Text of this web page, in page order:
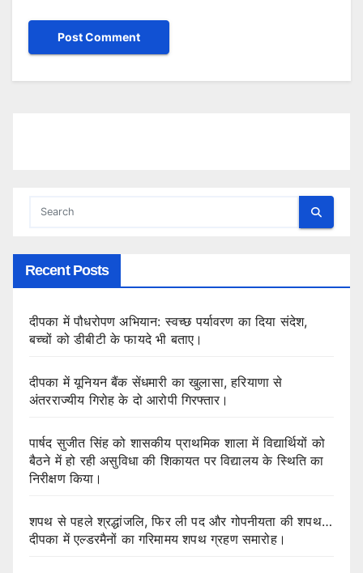
Recent Posts
दीपका में पौधरोपण अभियान: स्वच्छ पर्यावरण का दिया संदेश,
बच्चों को डीबीटी के फायदे भी बताए।
दीपका में यूनियन बैंक सेंधमारी का खुलासा, हरियाणा से
अंतरराज्यीय गिरोह के दो आरोपी गिरफ्तार।
पार्षद सुजीत सिंह को शासकीय प्राथमिक शाला में विद्यार्थियों को
बैठने में हो रही असुविधा की शिकायत पर विद्यालय के स्थिति का
निरीक्षण किया।
शपथ से पहले श्रद्धांजलि, फिर ली पद और गोपनीयता की शपथ…
दीपका में एल्डरमैनों का गरिमामय शपथ ग्रहण समारोह।